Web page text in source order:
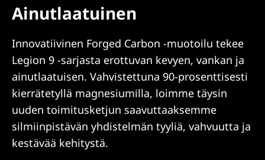
Ainutlaatuinen
Innovatiivinen Forged Carbon -muotoilu tekee
Legion 9 -sarjasta erottuvan kevyen, vankan ja
ainutlaatuisen. Vahvistettuna 90-prosenttisesti
kierrätetyllä magnesiumilla, loimme täysin
uuden toimitusketjun saavuttaaksemme
silmiinpistävän yhdistelmän tyyliä, vahvuutta ja
kestävää kehitystä.